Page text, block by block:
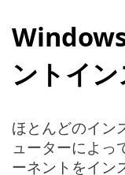
ントイ
ほとんどのイン
ューターによっ
ーネントをイン